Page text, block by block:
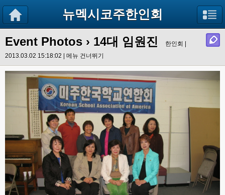
뉴멕시코주한인회
Event Photos › 14대 임원진
한인회 |
2013.03.02 15:18:02 | 메뉴 건너뛰기